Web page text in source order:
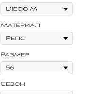
Материал
Размер
Сезон